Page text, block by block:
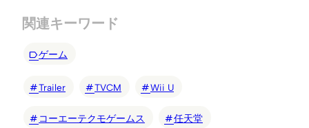
関連キーワード
ゲーム
Trailer TVCM Wii U
コーエーテクモゲームス 任天堂